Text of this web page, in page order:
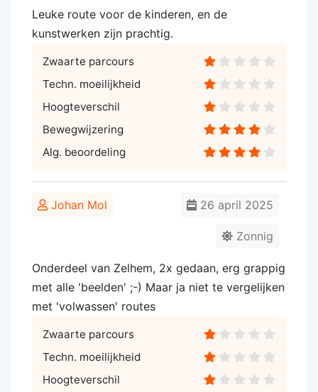
Leuke route voor de kinderen, en de
kunstwerken zijn prachtig.
Zwaarte parcours
Techn. moeilijkheid
Hoogteverschil
Bewegwijzering
Alg. beoordeling
Johan Mol 26 april 2025
Zonnig
Onderdeel van Zelhem, 2x gedaan, erg grappig
met alle 'beelden' ;-) Maar ja niet te vergelijken
met 'volwassen' routes
Zwaarte parcours
Techn. moeilijkheid
Hoogteverschil